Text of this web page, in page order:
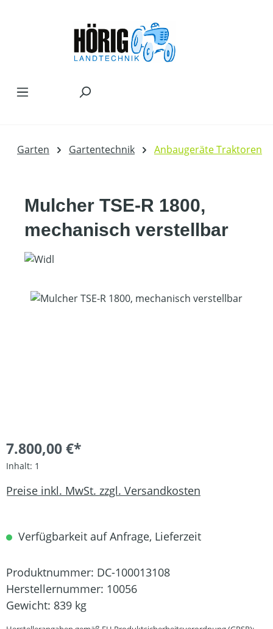
Garten Gartentechnik Anbaugeräte Traktoren
Mulcher TSE-R 1800,
mechanisch verstellbar
Bildergalerie überspringen
7.800,00 €*
Inhalt: 1
Preise inkl. MwSt. zzgl. Versandkosten
Verfügbarkeit auf Anfrage, Lieferzeit
Produktnummer: DC-100013108
Herstellernummer: 10056
Gewicht: 839 kg